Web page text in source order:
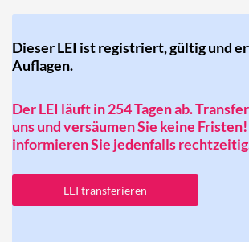
Dieser LEI ist registriert, gültig und
Auflagen.
Der LEI läuft in 254 Tagen ab.
uns und versäumen Sie keine
informieren Sie jedenfalls
LEI transferieren